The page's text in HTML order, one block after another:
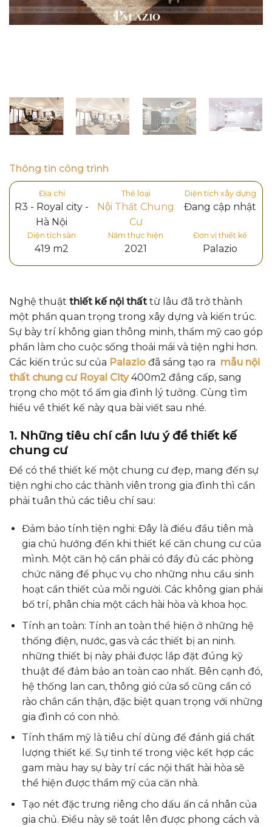
Thông tin công trình
Địa chỉ
R3 - Royal city -
Hà Nội
Thể loại
Nội Thất Chung
Cư
Diện tích xây dựng
Đang cập nhật
Diện tích sàn
419 m2
Năm thực hiện
2021
Đơn vị thiết kế
Palazio
Nghệ thuật thiết kế nội thất từ lâu đã trở thành
một phần quan trọng trong xây dựng và kiến trúc.
Sự bày trí không gian thông minh, thẩm mỹ cao góp
phần làm cho cuộc sống thoải mái và tiện nghi hơn.
Các kiến trúc sư của Palazio đã sáng tạo ra mẫu nội
thất chung cư Royal City400m2 đẳng cấp, sang
trọng cho một tổ ấm gia đình lý tưởng. Cùng tìm
hiểu về thiết kế này qua bài viết sau nhé.
1. Những tiêu chícần lưu ý để thiết kế
chung cư
Để có thể thiết kế một chung cư đẹp, mang đến sự
tiện nghi cho các thành viên trong gia đình thì cần
phải tuân thủ các tiêu chí sau:
Đảm bảo tính tiện nghi: Đây là điều đầu tiên mà
gia chủ hướng đến khi thiết kế căn chung cư của
mình. Một căn hộ cần phải có đầy đủ các phòng
chức năng để phục vụ cho những nhu cầu sinh
hoạt cần thiết của mỗi người. Các không gian phải
bố trí, phân chia một cách hài hòa và khoa học.
Tính an toàn: Tính an toàn thể hiện ở những hệ
thống điện, nước, gas và các thiết bị an ninh.
những thiết bị này phải được lắp đặt đúng kỹ
thuật để đảm bảo an toàn cao nhất. Bên cạnh đó,
hệ thống lan can, thông gió cửa sổ cũng cần có
rào chắn cẩn thận, đặc biệt quan trọng với những
gia đình có con nhỏ.
Tính thẩm mỹ là tiêu chí dùng để đánh giá chất
lượng thiết kế. Sự tinh tế trong việc kết hợp các
gam màu hay sự bày trí các nội thất hài hòa sẽ
thể hiện được thẩm mỹ của căn nhà.
Tạo nét đặc trưng riêng cho dấu ấn cá nhân của
gia chủ. Điều này sẽ toát lên được phong cách và